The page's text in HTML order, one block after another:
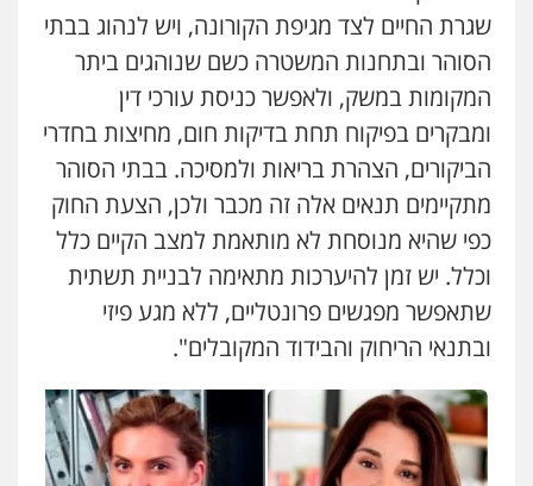
שגרת החיים לצד מגיפת הקורונה, ויש לנהוג בבתי
הסוהר ובתחנות המשטרה כשם שנוהגים ביתר
המקומות במשק, ולאפשר כניסת עורכי דין
ומבקרים בפיקוח תחת בדיקות חום, מחיצות בחדרי
הביקורים, הצהרת בריאות ולמסיכה. בבתי הסוהר
מתקיימים תנאים אלה זה מכבר ולכן, הצעת החוק
כפי שהיא מנוסחת לא מותאמת למצב הקיים כלל
וכלל. יש זמן להיערכות מתאימה לבניית תשתית
שתאפשר מפגשים פרונטליים, ללא מגע פיזי
ובתנאי הריחוק והבידוד המקובלים".